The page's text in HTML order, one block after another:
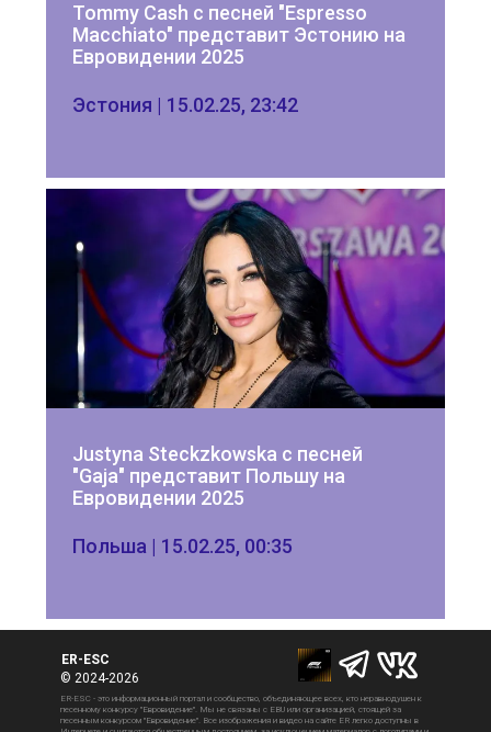
Tommy Cash с песней "Espresso
Macchiato" представит Эстонию на
Евровидении 2025
Эстония | 15.02.25, 23:42
Justyna Steckzkowska с песней
"Gaja" представит Польшу на
Евровидении 2025
Польша | 15.02.25, 00:35
ER-ESC
© 2024-2026
ER-ESC - это информационный портал и сообщество, объединяющее всех, кто неравнодушен к
песенному конкурсу "Евровидение". Мы не связаны с EBU или организацией, стоящей за
песенным конкурсом "Евровидение". Все изображения и видео на сайте ER легко доступны в